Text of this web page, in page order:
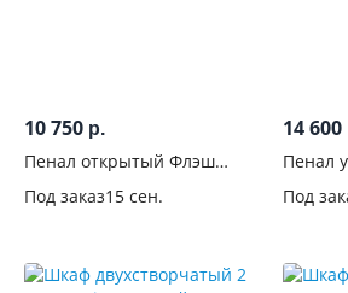
10 750 р.
Пенал открытый Флэш
Под заказ15 сен.
14 600
Пенал
Под
Назначение